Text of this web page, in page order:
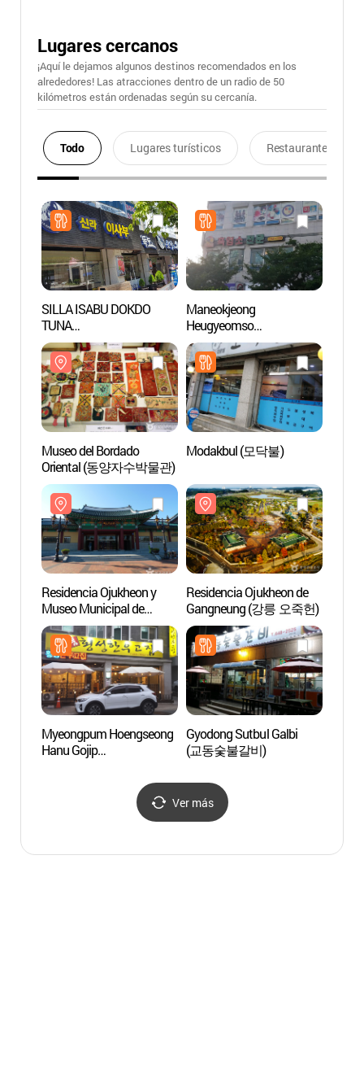
Lugares cercanos
¡Aquí le dejamos algunos destinos recomendados en los
alrededores! Las atracciones dentro de un radio de 50
kilómetros están ordenadas según su cercanía.
Todo Lugares turísticos Restaurantes
SILLA ISABU DOKDO
TUNA
(신라이사부독도참치)
Maneokjeong
Heugyeomso
(만억정흑염소)
Museo del Bordado
Oriental (동양자수박물관)
Modakbul (모닥불)
Residencia Ojukheon y
Museo Municipal de
Gangneung (강릉시
오죽헌/시립박물관)
Residencia Ojukheon de
Gangneung (강릉 오죽헌)
Myeongpum Hoengseong
Hanu Gojip
Gyodong Sutbul Galbi
(교동숯불갈비)
Ver más